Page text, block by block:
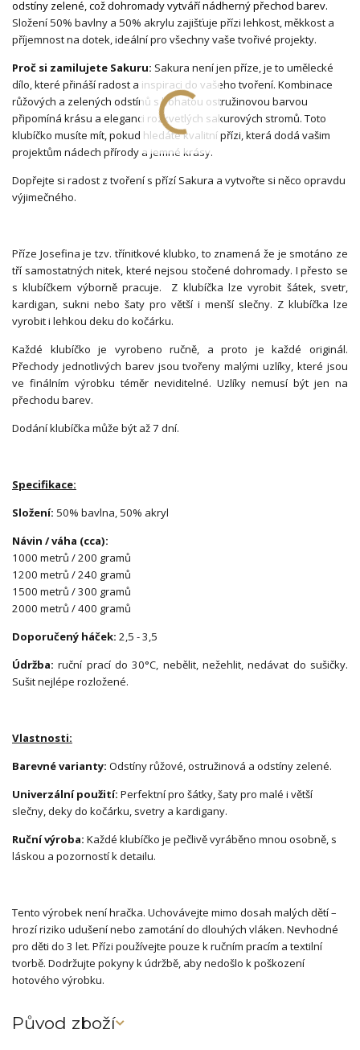
odstíny zelené, což dohromady vytváří nádherný přechod barev.
Složení 50% bavlny a 50% akrylu zajišťuje přízi lehkost, měkkost a
příjemnost na dotek, ideální pro všechny vaše tvořivé projekty.
Proč si zamilujete Sakuru: Sakura není jen příze, je to umělecké
dílo, které přináší radost a inspiraci do vašeho tvoření. Kombinace
růžových a zelených odstínů s bohatou ostružinovou barvou
připomíná krásu a eleganci rozkvetlých sakurových stromů. Toto
klubíčko musíte mít, pokud hledáte kvalitní přízi, která dodá vašim
projektům nádech přírody a jemné krásy.
Dopřejte si radost z tvoření s přízí Sakura a vytvořte si něco opravdu
výjimečného.
Příze Josefina je tzv. třínitkové klubko, to znamená že je smotáno ze
tří samostatných nitek, které nejsou stočené dohromady. I přesto se
s klubíčkem výborně pracuje. Z klubíčka lze vyrobit šátek, svetr,
kardigan, sukni nebo šaty pro větší i menší slečny. Z klubíčka lze
vyrobit i lehkou deku do kočárku.
Každé klubíčko je vyrobeno ručně, a proto je každé originál.
Přechody jednotlivých barev jsou tvořeny malými uzlíky, které jsou
ve finálním výrobku téměr neviditelné. Uzlíky nemusí být jen na
přechodu barev.
Dodání klubíčka může být až 7 dní.
Specifikace:
Složení: 50% bavlna, 50% akryl
Návin / váha (cca):
1000 metrů / 200 gramů
1200 metrů / 240 gramů
1500 metrů / 300 gramů
2000 metrů / 400 gramů
Doporučený háček: 2,5 - 3,5
Údržba: ruční prací do 30°C, nebělit, nežehlit, nedávat do sušičky.
Sušit nejlépe rozložené.
Vlastnosti:
Barevné varianty: Odstíny růžové, ostružinová a odstíny zelené.
Univerzální použití: Perfektní pro šátky, šaty pro malé i větší
slečny, deky do kočárku, svetry a kardigany.
Ruční výroba: Každé klubíčko je pečlivě vyráběno mnou osobně, s
láskou a pozorností k detailu.
Tento výrobek není hračka. Uchovávejte mimo dosah malých dětí –
hrozí riziko udušení nebo zamotání do dlouhých vláken. Nevhodné
pro děti do 3 let. Přízi používejte pouze k ručním pracím a textilní
tvorbě. Dodržujte pokyny k údržbě, aby nedošlo k poškození
hotového výrobku.
Původ zboží